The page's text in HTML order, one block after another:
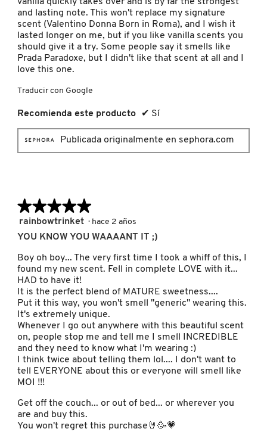
FRESH
GIVENCHY
GLOSSIER
GUERLAIN
HUDA BEAUTY
HUGO BOSS
ICONIC LONDON
ILIA
and lasting note. This won't replace my signature
scent (Valentino Donna Born in Roma), and I wish it
lasted longer on me, but if you like vanilla scents you
should give it a try. Some people say it smells like
Prada Paradoxe, but I didn't like that scent at all and I
love this one.
Traducir con Google
Recomienda este producto ✔ Sí
Publicada originalmente en sephora.com
★★★★★
★★★★★
5
de
estrellas.
rainbowtrinket · hace 2 años
YOU KNOW YOU WAAAANT IT ;)
Boy oh boy... The very first time I took a whiff of this, I
found my new scent. Fell in complete LOVE with it...
HAD to have it!
It is the perfect blend of MATURE sweetness....
Put it this way, you won't smell "generic" wearing this.
It's extremely unique.
Whenever I go out anywhere with this beautiful scent
on, people stop me and tell me I smell INCREDIBLE
and they need to know what I'm wearing :)
I think twice about telling them lol.... I don't want to
tell EVERYONE about this or everyone will smell like
MOI !!!
Get off the couch... or out of bed... or wherever you
are and buy this.
You won't regret this purchase🤘🥳💗